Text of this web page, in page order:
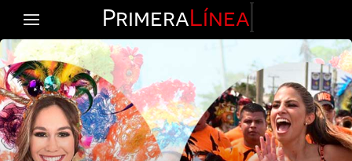
PrimeraLínea